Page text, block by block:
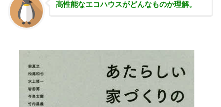
高性能なエコハウスがどんなものか理解。